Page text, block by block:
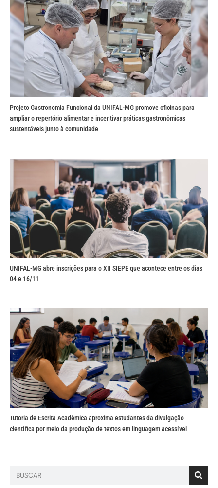
Projeto Gastronomia Funcional da UNIFAL-MG promove oficinas para
ampliar o repertório alimentar e incentivar práticas gastronômicas
sustentáveis junto à comunidade
UNIFAL-MG abre inscrições para o XII SIEPE que acontece entre os dias
04 e 16/11
Tutoria de Escrita Acadêmica aproxima estudantes da divulgação
científica por meio da produção de textos em linguagem acessível